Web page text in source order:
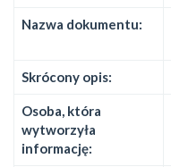
Nazwa dokumentu:
Skrócony opis:
Osoba, która
wytworzyła
informację: